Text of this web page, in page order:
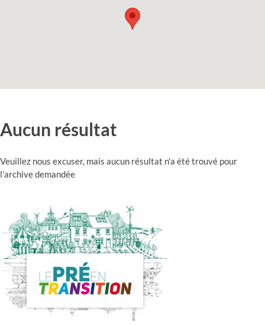
Aucun résultat
Veuillez nous excuser, mais aucun résultat n'a été trouvé pour
l'archive demandée